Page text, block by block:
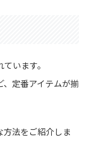
います。
定番アイテムが揃
法をご紹介しま